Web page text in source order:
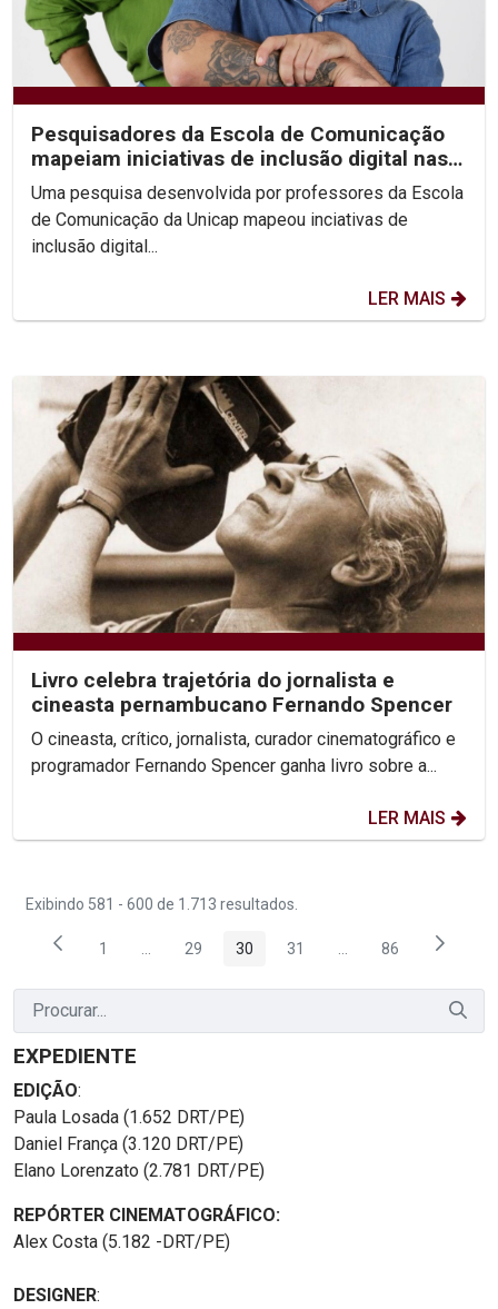
Pesquisadores da Escola de Comunicação
mapeiam iniciativas de inclusão digital nas
periferias do...
Uma pesquisa desenvolvida por professores da Escola
de Comunicação da Unicap mapeou inciativas de
inclusão digital...
LER MAIS
Livro celebra trajetória do jornalista e
cineasta pernambucano Fernando Spencer
O cineasta, crítico, jornalista, curador cinematográfico e
programador Fernando Spencer ganha livro sobre a...
LER MAIS
Exibindo 581 - 600 de 1.713 resultados.
Página
1 Páginas intermediárias Usar ABA para navegar.
Página
29 Página
30 Página
31 PáginasPágina
86
EXPEDIENTE
EDIÇÃO:
Paula Losada (1.652 DRT/PE)
Daniel França (3.120 DRT/PE)
Elano Lorenzato (2.781 DRT/PE)
REPÓRTER CINEMATOGRÁFICO:
Alex Costa (5.182 -DRT/PE)
DESIGNER: